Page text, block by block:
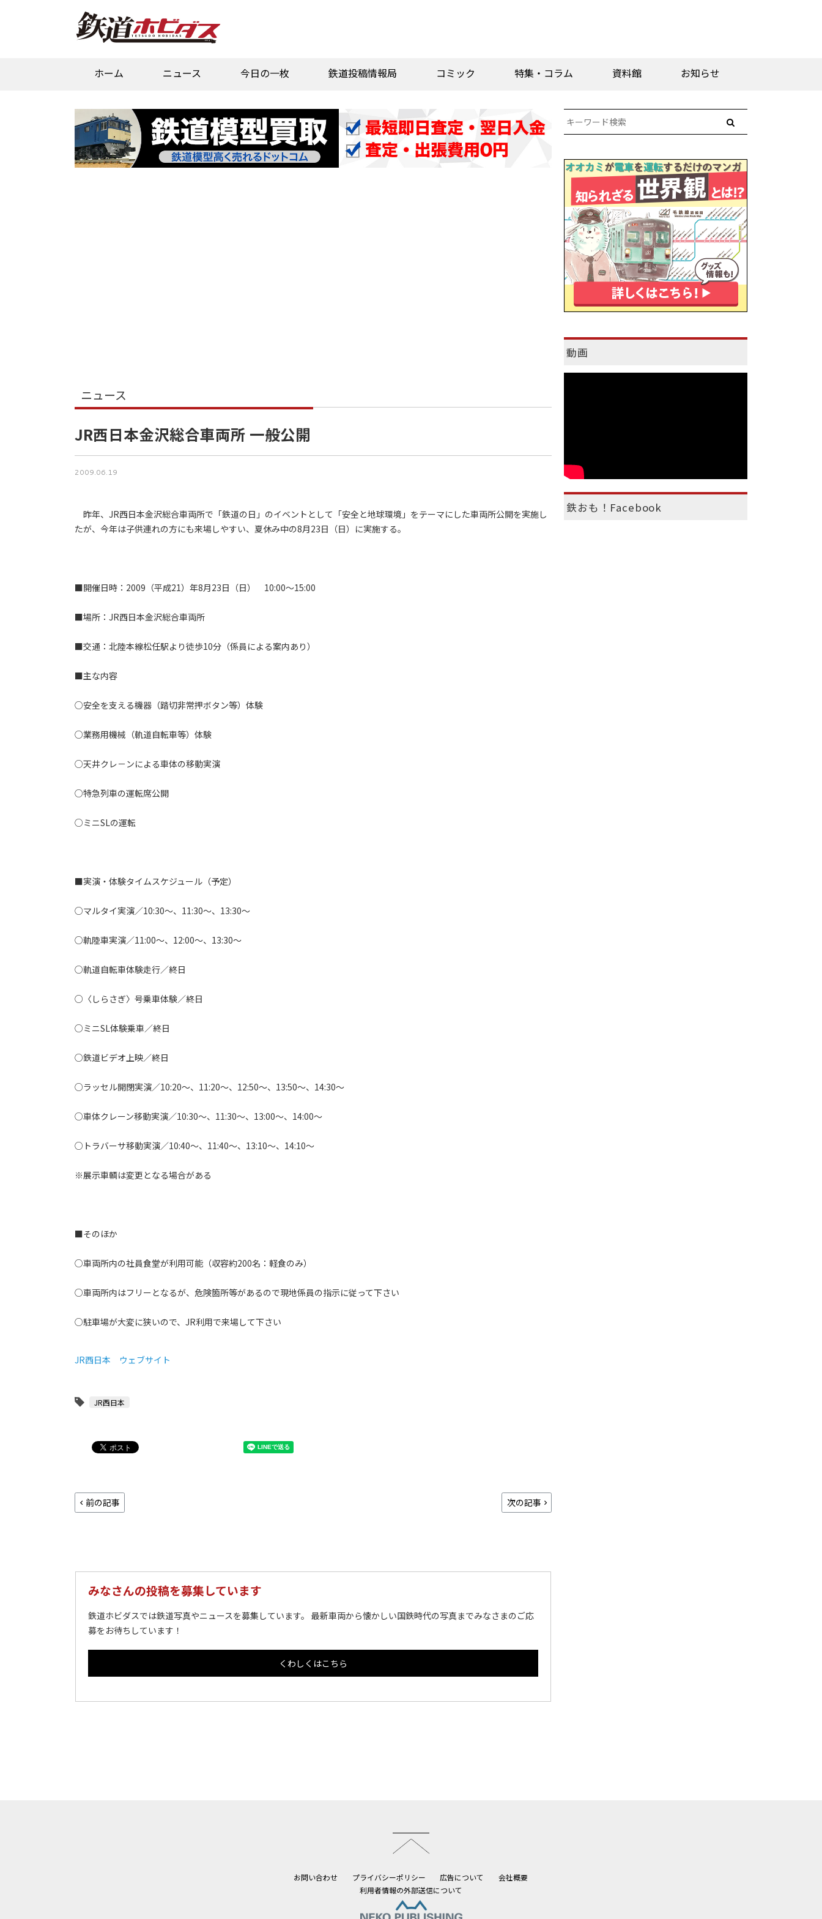
ホーム ニュース 今日の一枚 鉄道投稿情報局 コミック 特集・コラム 資料館 お知らせ
ニュース
JR西日本金沢総合車両所 一般公開
2009.06.19
昨年、JR西日本金沢総合車両所で「鉄道の日」のイベントとして「安全と地球環境」をテーマにした車両所公開を実施し
たが、今年は子供連れの方にも来場しやすい、夏休み中の8月23日（日）に実施する。
■開催日時：2009（平成21）年8月23日（日） 10:00～15:00
■場所：JR西日本金沢総合車両所
■交通：北陸本線松任駅より徒歩10分（係員による案内あり）
■主な内容
○安全を支える機器（踏切非常押ボタン等）体験
○業務用機械（軌道自転車等）体験
○天井クレ－ンによる車体の移動実演
○特急列車の運転席公開
○ミニSLの運転
■実演・体験タイムスケジュール（予定）
○マルタイ実演／10:30～、11:30～、13:30～
○軌陸車実演／11:00～、12:00～、13:30～
○軌道自転車体験走行／終日
○〈しらさぎ〉号乗車体験／終日
○ミニSL体験乗車／終日
○鉄道ビデオ上映／終日
○ラッセル開閉実演／10:20～、11:20～、12:50～、13:50～、14:30～
○車体クレーン移動実演／10:30～、11:30～、13:00～、14:00～
○トラバーサ移動実演／10:40～、11:40～、13:10～、14:10～
※展示車輌は変更となる場合がある
■そのほか
○車両所内の社員食堂が利用可能（収容約200名：軽食のみ）
○車両所内はフリーとなるが、危険箇所等があるので現地係員の指示に従って下さい
○駐車場が大変に狭いので、JR利用で来場して下さい
JR西日本 ウェブサイト
JR西日本
前の記事 次の記事
みなさんの投稿を募集しています
鉄道ホビダスでは鉄道写真やニュースを募集しています。 最新車両から懐かしい国鉄時代の写真までみなさまのご応
募をお待ちしています！
くわしくはこちら
動画
鉄おも！Facebook
お問い合わせ プライバシーポリシー 広告について
会社概要
利用者情報の外部送信について